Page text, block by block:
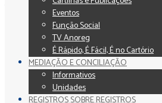
Notícias
No dia 10/12/24, o Conselho Nacional de
que dispõe sobre a nova CNIB - Central
Eventos
Função Social
TV Anoreg
É Rápido, É Fácil, É no Cartório
MEDIAÇÃO E CONCILIAÇÃO
Informativos
Unidades